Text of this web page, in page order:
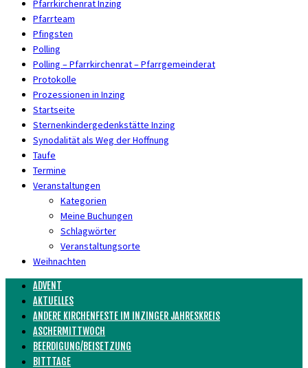
Pfarrkirchenrat Inzing
Pfarrteam
Pfingsten
Polling
Polling – Pfarrkirchenrat – Pfarrgemeinderat
Protokolle
Prozessionen in Inzing
Startseite
Sternenkindergedenkstätte Inzing
Synodalität als Weg der Hoffnung
Taufe
Termine
Veranstaltungen
Kategorien
Meine Buchungen
Schlagwörter
Veranstaltungsorte
Weihnachten
ADVENT
AKTUELLES
ANDERE KIRCHENFESTE IM INZINGER JAHRESKREIS
ASCHERMITTWOCH
BEERDIGUNG/BEISETZUNG
BITTTAGE